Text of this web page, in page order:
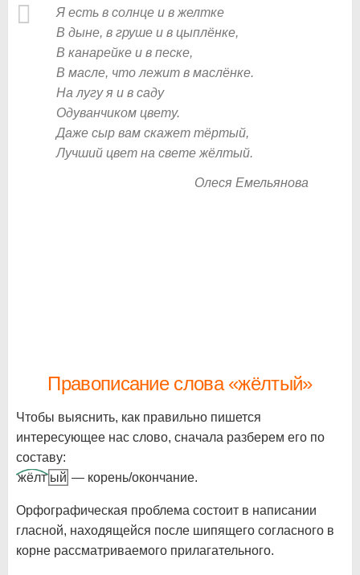
Я есть в солнце и в желтке
В дыне, в груше и в цыплёнке,
В канарейке и в песке,
В масле, что лежит в маслёнке.
На лугу я и в саду
Одуванчиком цвету.
Даже сыр вам скажет тёртый,
Лучший цвет на свете жёлтый.
Олеся Емельянова
Правописание слова «жёлтый»
Чтобы выяснить, как правильно пишется
интересующее нас слово, сначала разберем его по
составу:
жёлт ый — корень/окончание.
Орфографическая проблема состоит в написании
гласной, находящейся после шипящего согласного в
корне рассматриваемого прилагательного.